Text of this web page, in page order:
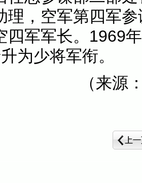
理，空军第四军
四军军长。1969
为少将军衔。
（来源